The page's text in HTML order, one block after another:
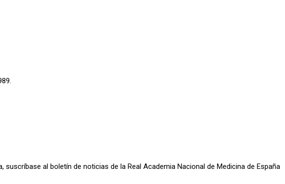
suscríbase al boletín de noticias de la Real Academia Nacional de Medicina de España